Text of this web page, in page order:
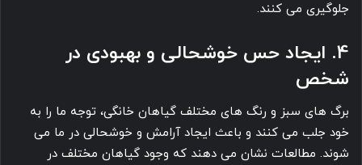
جلوگیری می ‎کنند.
4. ایجاد حس خوشحالی و بهبودی در
شخص
برگ های سبز و رنگ های مختلف گیاهان خانگی، توجه ما را به
خود جلب می ‎کنند و باعث ایجاد آرامش و خوشحالی در ما می
‎شوند. مطالعات نشان می ‎دهند که وجود گیاهان مختلف در